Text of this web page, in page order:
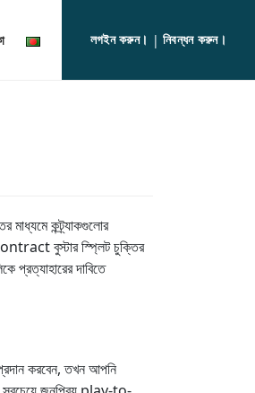
লগইন করুন। |নিবন্ধন করুন।
কন্ট্র্যাকগুলোর
বুস্টার স্প্লিট চুক্তির
প্রত্যাহারের দাবিতে
করবেন, তখন আপনি